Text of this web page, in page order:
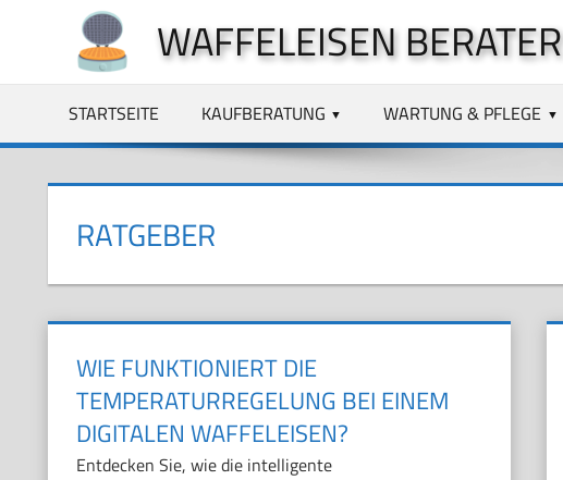
springen
WAFFELEISEN BERATER
STARTSEITE KAUFBERATUNG WARTUNG & PFLEGE
RATGEBER
WIE FUNKTIONIERT DIE
TEMPERATURREGELUNG BEI EINEM
DIGITALEN WAFFELEISEN?
Entdecken Sie, wie die intelligente